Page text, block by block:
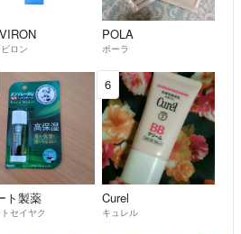
ロン
POLA
ポーラ
ト製薬
セイヤク
6
Curel
キュレル